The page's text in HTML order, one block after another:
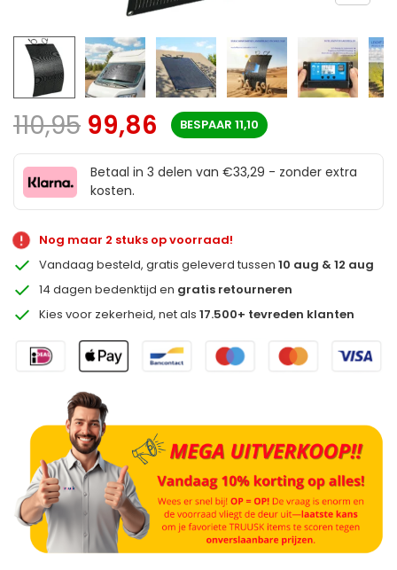
110,95 99,86 BESPAAR 11,10
Betaal in 3 delen van €33,29 - zonder extra
kosten.
Nog maar 2 stuks op voorraad!
Vandaag besteld, gratis geleverd tussen10 aug & 12 aug
14 dagen bedenktijd en gratis retourneren
Kies voor zekerheid, net als17.500+ tevreden klanten